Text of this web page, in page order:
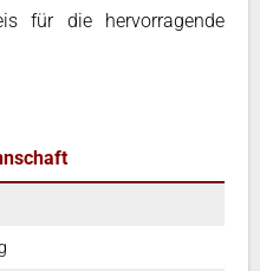
für die hervorragende